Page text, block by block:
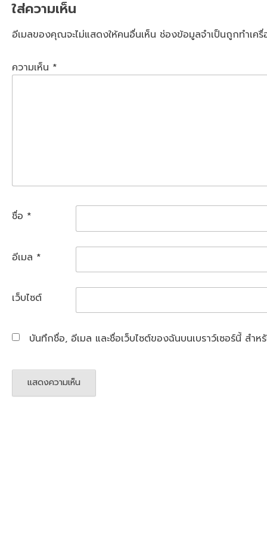
ใส่ความเห็น
อีเมลของคุณจะไม่แสดงให้คนอื่นเห็น ช่องข้อมูลจำเป็นถูกทำเค
ความเห็น *
ชื่อ *
อีเมล *
เว็บไซต์
บันทึกชื่อ, อีเมล และชื่อเว็บไซต์ของฉันบนเบราว์เซอร์นี้ สำ